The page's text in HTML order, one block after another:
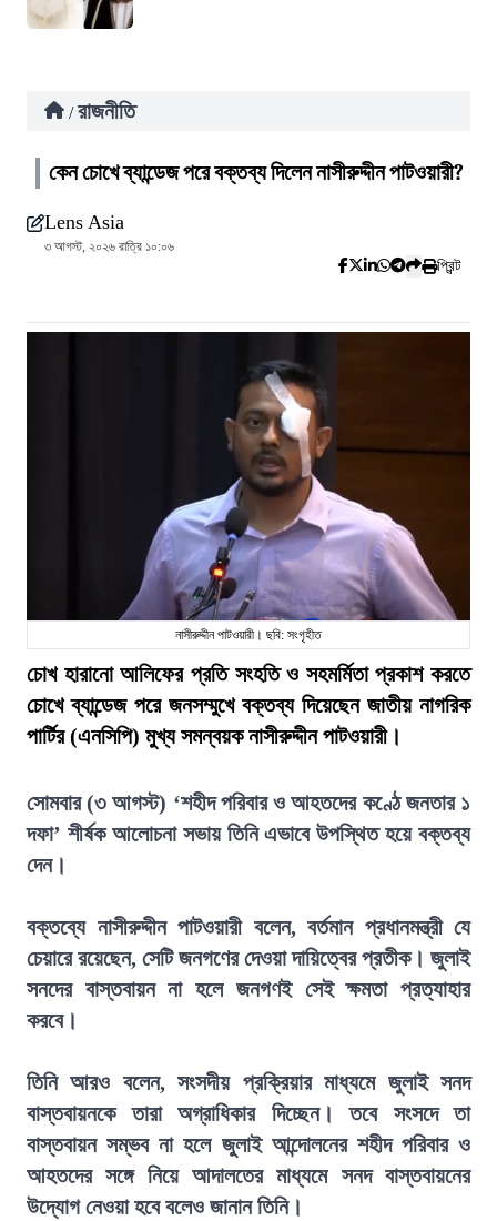
/ রাজনীতি
কেন চোখে ব্যান্ডেজ পরে বক্তব্য দিলেন নাসীরুদ্দীন পাটওয়ারী?
Lens Asia
৩ আগস্ট, ২০২৬ রাত্রি ১০:০৬
প্রিন্ট
নাসীরুদ্দীন পাটওয়ারী। ছবি: সংগৃহীত
চোখ হারানো আলিফের প্রতি সংহতি ও সহমর্মিতা প্রকাশ করতে
চোখে ব্যান্ডেজ পরে জনসম্মুখে বক্তব্য দিয়েছেন জাতীয় নাগরিক
পার্টির (এনসিপি) মুখ্য সমন্বয়ক নাসীরুদ্দীন পাটওয়ারী।
সোমবার (৩ আগস্ট) ‘শহীদ পরিবার ও আহতদের কণ্ঠে জনতার ১
দফা’ শীর্ষক আলোচনা সভায় তিনি এভাবে উপস্থিত হয়ে বক্তব্য
দেন।
বক্তব্যে নাসীরুদ্দীন পাটওয়ারী বলেন, বর্তমান প্রধানমন্ত্রী যে
চেয়ারে রয়েছেন, সেটি জনগণের দেওয়া দায়িত্বের প্রতীক। জুলাই
সনদের বাস্তবায়ন না হলে জনগণই সেই ক্ষমতা প্রত্যাহার
করবে।
তিনি আরও বলেন, সংসদীয় প্রক্রিয়ার মাধ্যমে জুলাই সনদ
বাস্তবায়নকে তারা অগ্রাধিকার দিচ্ছেন। তবে সংসদে তা
বাস্তবায়ন সম্ভব না হলে জুলাই আন্দোলনের শহীদ পরিবার ও
আহতদের সঙ্গে নিয়ে আদালতের মাধ্যমে সনদ বাস্তবায়নের
উদ্যোগ নেওয়া হবে বলেও জানান তিনি।